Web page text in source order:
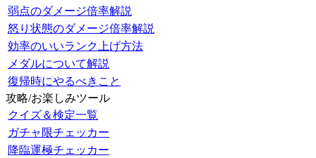
弱点のダメージ倍率解説
怒り状態のダメージ倍率解説
効率のいいランク上げ方法
メダルについて解説
復帰時にやるべきこと
攻略/お楽しみツール
クイズ＆検定一覧
ガチャ限チェッカー
降臨運極チェッカー